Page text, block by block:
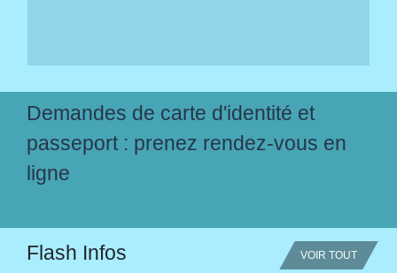
Demandes de carte d'identité et
passeport : prenez rendez-vous en
ligne
Flash Infos VOIR TOUT